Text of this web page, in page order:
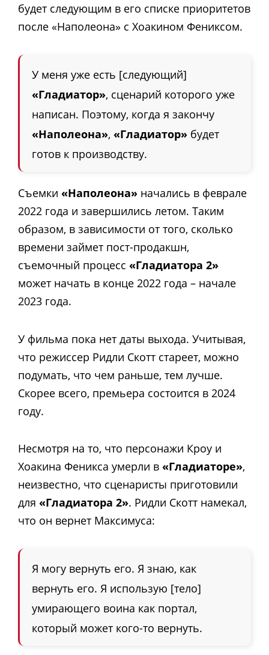
будет следующим в его списке приоритетов
после «Наполеона» с Хоакином Фениксом.
У меня уже есть [следующий]
«Гладиатор», сценарий которого уже
написан. Поэтому, когда я закончу
«Наполеона», «Гладиатор» будет
готов к производству.
Съемки «Наполеона» начались в феврале
2022 года и завершились летом. Таким
образом, в зависимости от того, сколько
времени займет пост-продакшн,
съемочный процесс «Гладиатора 2»
может начать в конце 2022 года – начале
2023 года.
У фильма пока нет даты выхода. Учитывая,
что режиссер Ридли Скотт стареет, можно
подумать, что чем раньше, тем лучше.
Скорее всего, премьера состоится в 2024
году.
Несмотря на то, что персонажи Кроу и
Хоакина Феникса умерли в «Гладиаторе»,
неизвестно, что сценаристы приготовили
для «Гладиатора 2». Ридли Скотт намекал,
что он вернет Максимуса:
Я могу вернуть его. Я знаю, как
вернуть его. Я использую [тело]
умирающего воина как портал,
который может кого-то вернуть.